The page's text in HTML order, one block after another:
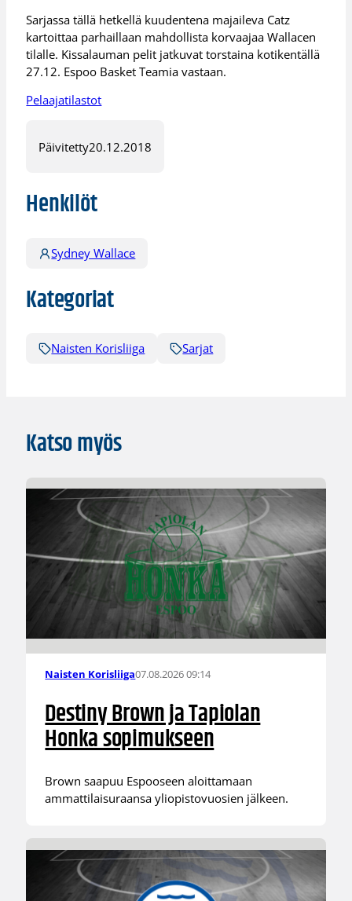
Sarjassa tällä hetkellä kuudentena majaileva Catz
kartoittaa parhaillaan mahdollista korvaajaa Wallacen
tilalle. Kissalauman pelit jatkuvat torstaina kotikentällä
27.12. Espoo Basket Teamia vastaan.
Pelaajatilastot
Päivitetty20.12.2018
Henkilöt
Sydney Wallace
Kategoriat
Naisten Korisliiga Sarjat
Katso myös
Naisten Korisliiga07.08.2026 09:14
Destiny Brown ja Tapiolan
Honka sopimukseen
Brown saapuu Espooseen aloittamaan
ammattilaisuraansa yliopistovuosien jälkeen.